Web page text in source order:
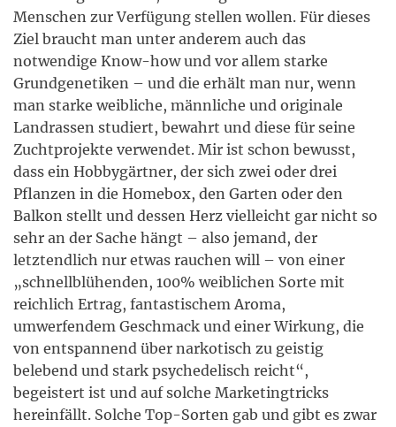
Menschen zur Verfügung stellen wollen. Für dieses
Ziel braucht man unter anderem auch das
notwendige Know-how und vor allem starke
Grundgenetiken – und die erhält man nur, wenn
man starke weibliche, männliche und originale
Landrassen studiert, bewahrt und diese für seine
Zuchtprojekte verwendet. Mir ist schon bewusst,
dass ein Hobbygärtner, der sich zwei oder drei
Pflanzen in die Homebox, den Garten oder den
Balkon stellt und dessen Herz vielleicht gar nicht so
sehr an der Sache hängt – also jemand, der
letztendlich nur etwas rauchen will – von einer
„schnellblühenden, 100% weiblichen Sorte mit
reichlich Ertrag, fantastischem Aroma,
umwerfendem Geschmack und einer Wirkung, die
von entspannend über narkotisch zu geistig
belebend und stark psychedelisch reicht“,
begeistert ist und auf solche Marketingtricks
hereinfällt. Solche Top-Sorten gab und gibt es zwar